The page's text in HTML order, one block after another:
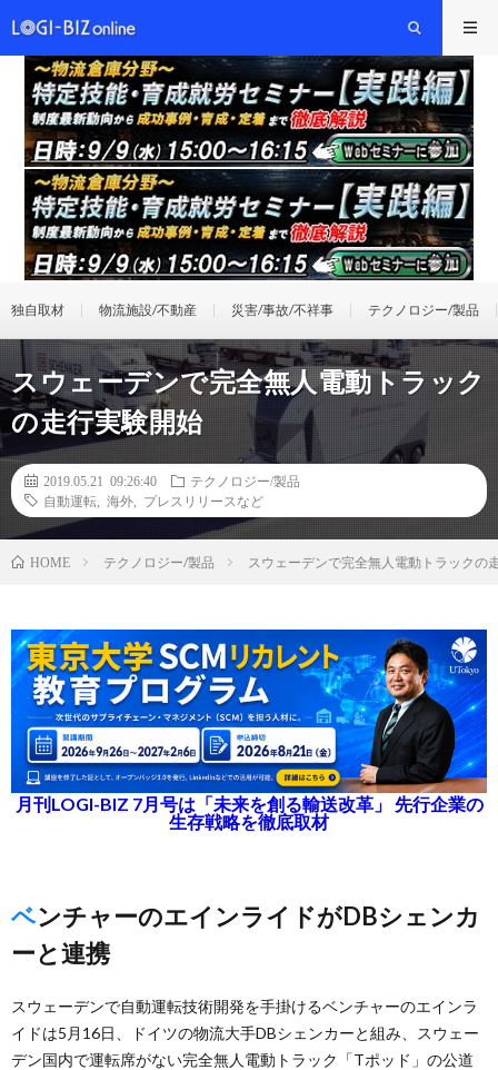
独自取材 物流施設/不動産 災害/事故/不祥事 テクノロジー/製品
スウェーデンで完全無人電動トラック
の走行実験開始
2019.05.21 09:26:40
テクノロジー/製品
自動運転
海外 プレスリリースなど
HOME テクノロジー/製品 スウェーデンで完全無人電動トラックの
月刊LOGI-BIZ 7月号は「未来を創る輸送改革」 先行企業の
生存戦略を徹底取材
ベンチャーのエインライドがDBシェンカ
ーと連携
スウェーデンで自動運転技術開発を手掛けるベンチャーのエインラ
イドは5月16日、ドイツの物流大手DBシェンカーと組み、スウェー
デン国内で運転席がない完全無人電動トラック「Tポッド」の公道